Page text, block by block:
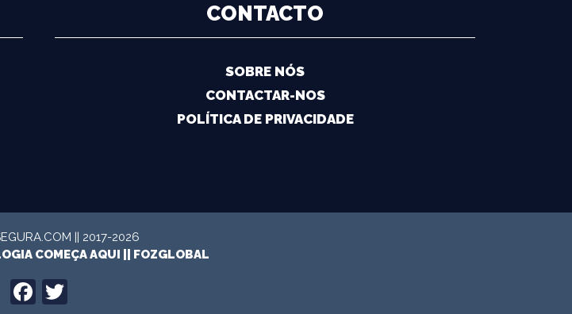
CONTACTO
SOBRE NÓS
CONTACTAR-NOS
POLÍTICA DE PRIVACIDADE
|| 2017-2026
COMEÇA AQUI || FOZGLOBAL
FACEBOOK